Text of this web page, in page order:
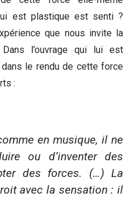
est plastique est senti ?
que nous invite la
l’ouvrage qui lui est
le rendu de cette force
:
en musique, il ne
ou d’inventer des
des forces. (…) La
avec la sensation : il